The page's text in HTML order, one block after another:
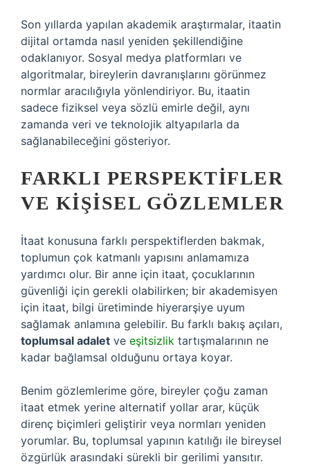
Son yıllarda yapılan akademik araştırmalar, itaatin
dijital ortamda nasıl yeniden şekillendiğine
odaklanıyor. Sosyal medya platformları ve
algoritmalar, bireylerin davranışlarını görünmez
normlar aracılığıyla yönlendiriyor. Bu, itaatin
sadece fiziksel veya sözlü emirle değil, aynı
zamanda veri ve teknolojik altyapılarla da
sağlanabileceğini gösteriyor.
FARKLI PERSPEKTIFLER
VE KIŞISEL GÖZLEMLER
İtaat konusuna farklı perspektiflerden bakmak,
toplumun çok katmanlı yapısını anlamamıza
yardımcı olur. Bir anne için itaat, çocuklarının
güvenliği için gerekli olabilirken; bir akademisyen
için itaat, bilgi üretiminde hiyerarşiye uyum
sağlamak anlamına gelebilir. Bu farklı bakış açıları,
toplumsal adalet ve eşitsizlik tartışmalarının ne
kadar bağlamsal olduğunu ortaya koyar.
Benim gözlemlerime göre, bireyler çoğu zaman
itaat etmek yerine alternatif yollar arar, küçük
direnç biçimleri geliştirir veya normları yeniden
yorumlar. Bu, toplumsal yapının katılığı ile bireysel
özgürlük arasındaki sürekli bir gerilimi yansıtır.